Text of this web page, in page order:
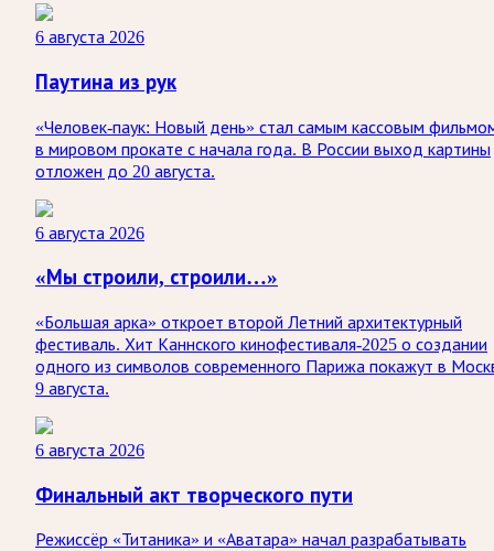
6 августа 2026
Паутина из рук
«Человек-паук: Новый день» стал самым кассовым
в мировом прокате с начала года. В России выход картины
отложен до 20 августа.
6 августа 2026
«Мы строили, строили…»
«Большая арка» откроет второй Летний архитектурный
фестиваль. Хит Каннского кинофестиваля-2025 о создании
одного из символов современного Парижа покажут в
9 августа.
6 августа 2026
Финальный акт творческого пути
Режиссёр «Титаника» и «Аватара» начал разрабатывать